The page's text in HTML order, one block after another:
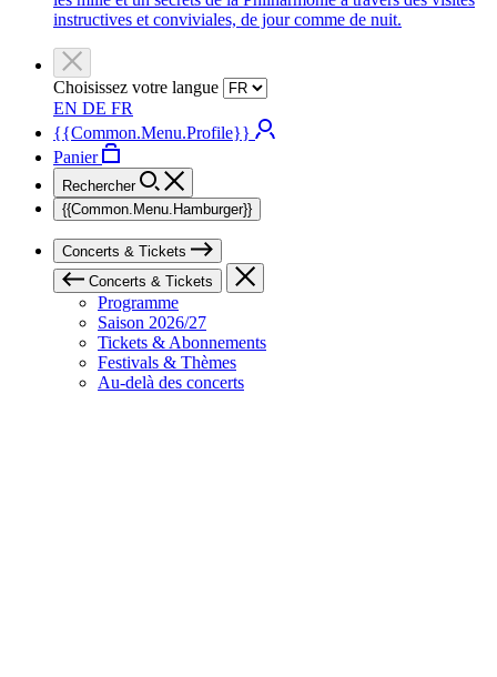
instructives et conviviales, de jour comme de nuit.
Choisissez votre langue
EN DE FR
{{Common.Menu.Profile}}
Panier
Rechercher
{{Common.Menu.Hamburger}}
Concerts & Tickets
Concerts & Tickets
Programme
Saison 2026/27
Tickets & Abonnements
Festivals & Thèmes
Au-delà des concerts